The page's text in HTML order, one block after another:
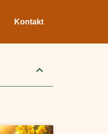
Kontakt